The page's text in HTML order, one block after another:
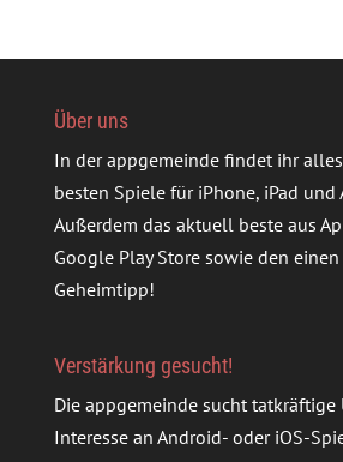
Über uns
In der appgemeinde findet ihr
besten Spiele für iPhone, iPad und
Außerdem das aktuell beste aus
Google Play Store sowie den
Geheimtipp!
Verstärkung gesucht!
Die appgemeinde sucht tatkräftige
Interesse an Android- oder iOS-